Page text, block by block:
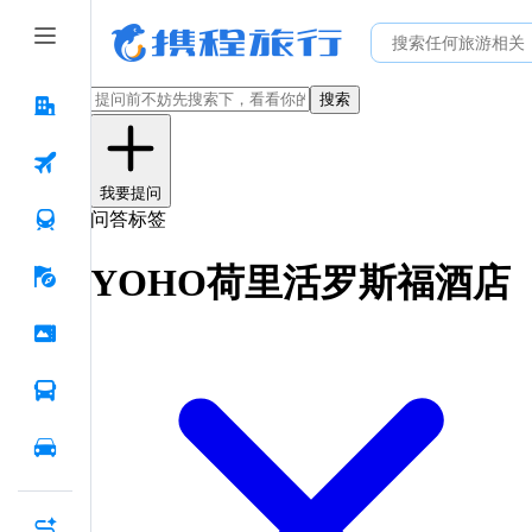
搜索
我要提问
问答标签
YOHO荷里活罗斯福酒店